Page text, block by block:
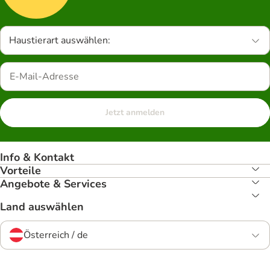
Haustierart auswählen:
Jetzt anmelden
Info & Kontakt
Vorteile
Angebote & Services
Land auswählen
Österreich / de